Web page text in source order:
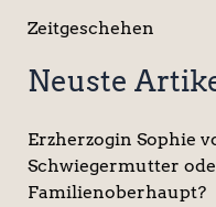
Zeitgeschehen
Neuste
Erzherzogin Sophie
Schwiegermutter
Familienoberhaupt?